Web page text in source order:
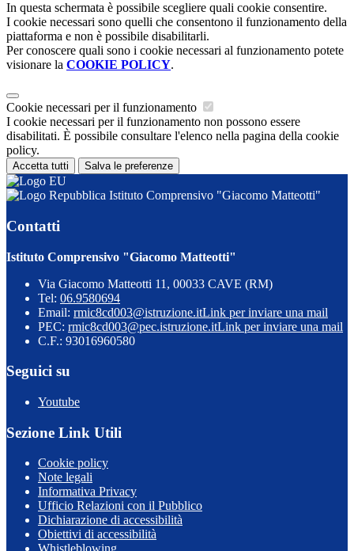
In questa schermata è possibile scegliere quali cookie consentire.
I cookie necessari sono quelli che consentono il funzionamento della
piattaforma e non è possibile disabilitarli.
Per conoscere quali sono i cookie necessari al funzionamento potete
visionare la COOKIE POLICY.
Cookie necessari per il funzionamento
I cookie necessari per il funzionamento non possono essere
disabilitati. È possibile consultare l'elenco nella pagina della cookie
policy.
Accetta tutti Salva le preferenze
Istituto Comprensivo "Giacomo Matteotti"
Contatti
Istituto Comprensivo "Giacomo Matteotti"
Via Giacomo Matteotti 11, 00033 CAVE (RM)
Tel: 06.9580694
Email: rmic8cd003@istruzione.itLink per inviare una mail
PEC: rmic8cd003@pec.istruzione.itLink per inviare una mail
C.F.: 93016960580
Seguici su
Youtube
Sezione Link Utili
Cookie policy
Note legali
Informativa Privacy
Ufficio Relazioni con il Pubblico
Dichiarazione di accessibilità
Obiettivi di accessibilità